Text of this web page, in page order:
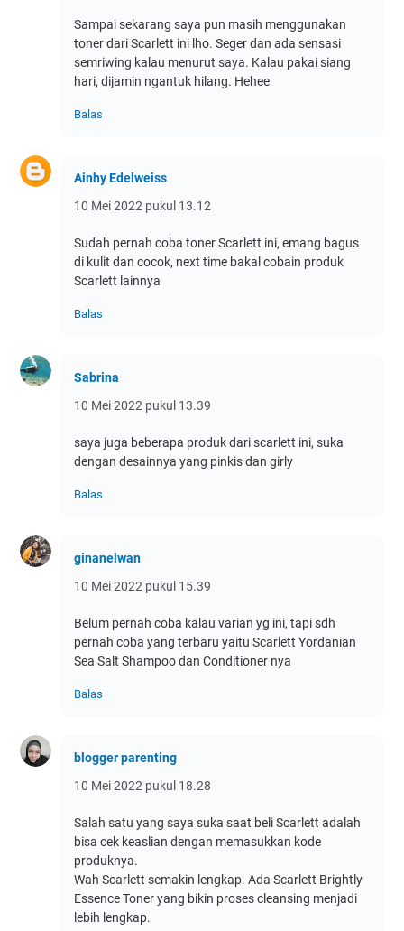
Sampai sekarang saya pun masih menggunakan
toner dari Scarlett ini lho. Seger dan ada sensasi
semriwing kalau menurut saya. Kalau pakai siang
hari, dijamin ngantuk hilang. Hehee
Balas
Ainhy Edelweiss
10 Mei 2022 pukul 13.12
Sudah pernah coba toner Scarlett ini, emang bagus
di kulit dan cocok, next time bakal cobain produk
Scarlett lainnya
Balas
Sabrina
10 Mei 2022 pukul 13.39
saya juga beberapa produk dari scarlett ini, suka
dengan desainnya yang pinkis dan girly
Balas
ginanelwan
10 Mei 2022 pukul 15.39
Belum pernah coba kalau varian yg ini, tapi sdh
pernah coba yang terbaru yaitu Scarlett Yordanian
Sea Salt Shampoo dan Conditioner nya
Balas
blogger parenting
10 Mei 2022 pukul 18.28
Salah satu yang saya suka saat beli Scarlett adalah
bisa cek keaslian dengan memasukkan kode
produknya.
Wah Scarlett semakin lengkap. Ada Scarlett Brightly
Essence Toner yang bikin proses cleansing menjadi
lebih lengkap.